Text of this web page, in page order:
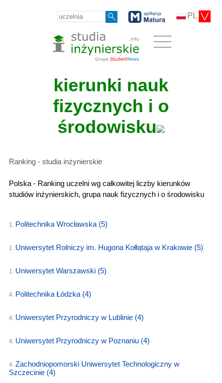
PL
kierunki nauk
fizycznych i o
środowisku
Ranking - studia inżynierskie
Polska - Ranking uczelni wg całkowitej liczby kierunków
studiów inżynierskich, grupa nauk fizycznych i o środowisku
1. Politechnika Wrocławska (5)
1. Uniwersytet Rolniczy im. Hugona Kołłątaja w Krakowie (5)
1. Uniwersytet Warszawski (5)
4. Politechnika Łódzka (4)
4. Uniwersytet Przyrodniczy w Lublinie (4)
4. Uniwersytet Przyrodniczy w Poznaniu (4)
4. Zachodniopomorski Uniwersytet Technologiczny w
Szczecinie (4)